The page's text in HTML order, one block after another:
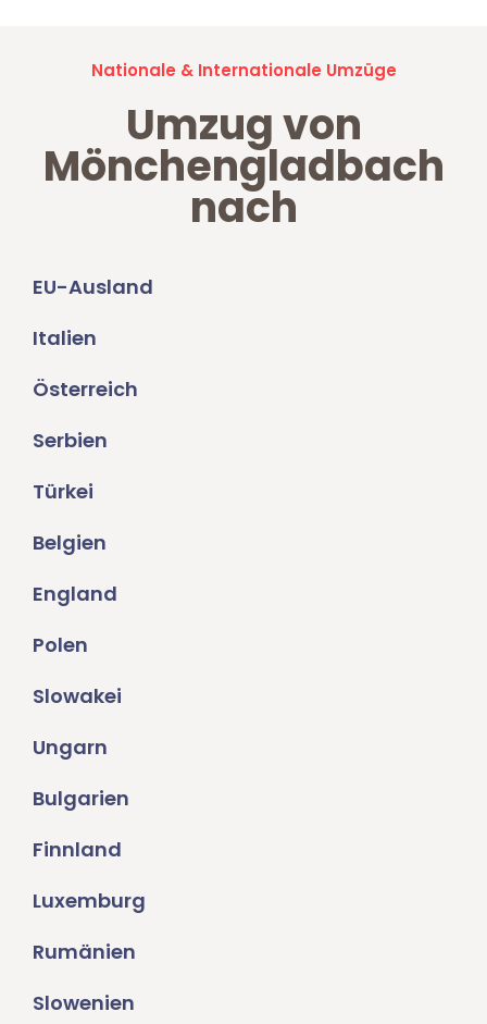
Nationale & Internationale Umzüge
Umzug von
Mönchengladbach
nach
EU-Ausland
Italien
Österreich
Serbien
Türkei
Belgien
England
Polen
Slowakei
Ungarn
Bulgarien
Finnland
Luxemburg
Rumänien
Slowenien